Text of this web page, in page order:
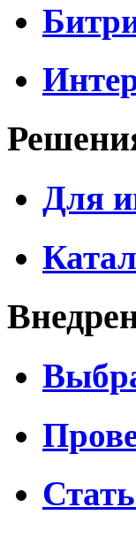
Для